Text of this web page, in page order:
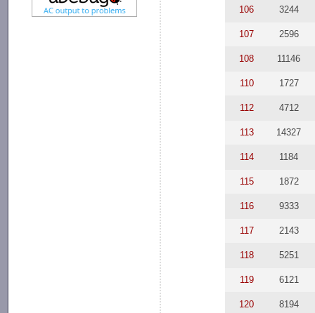
106 3244
107 2596
108 11146
110 1727
112 4712
113 14327
114 1184
115 1872
116 9333
117 2143
118 5251
119 6121
120 8194